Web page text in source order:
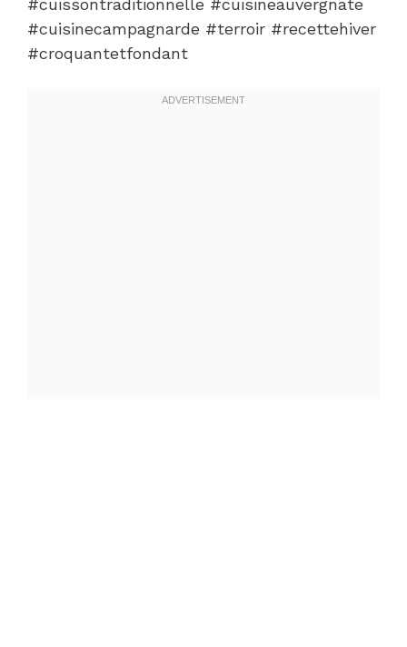
#cuissontraditionnelle #cuisineauvergnate
#cuisinecampagnarde #terroir #recettehiver
#croquantetfondant